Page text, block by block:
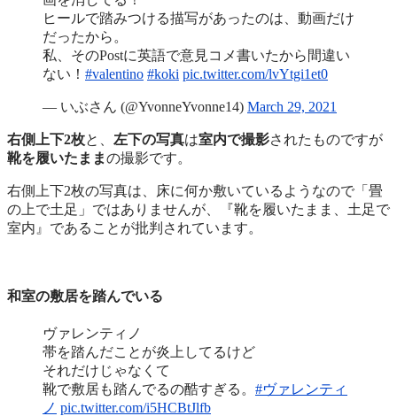
ヒールで踏みつける描写があったのは、動画だけ
だったから。
私、そのPostに英語で意見コメ書いたから間違い
ない！ #valentino #koki pic.twitter.com/lvYtgi1et0
— いぶさん (@YvonneYvonne14) March 29, 2021
右側上下2枚と、 左下の写真は室内で撮影されたものですが
靴を履いたままの撮影です。
右側上下2枚の写真は、床に何か敷いているようなので「畳
の上で土足」ではありませんが、『靴を履いたまま、土足で
室内』であることが批判されています。
和室の敷居を踏んでいる
ヴァレンティノ
帯を踏んだことが炎上してるけど
それだけじゃなくて
靴で敷居も踏んでるの酷すぎる。 #ヴァレンティ
ノ pic.twitter.com/i5HCBtJlfb